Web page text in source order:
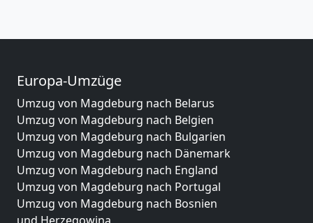
Europa-Umzüge
Umzug von Magdeburg nach Belarus
Umzug von Magdeburg nach Belgien
Umzug von Magdeburg nach Bulgarien
Umzug von Magdeburg nach Dänemark
Umzug von Magdeburg nach England
Umzug von Magdeburg nach Portugal
Umzug von Magdeburg nach Bosnien
und Herzegowina